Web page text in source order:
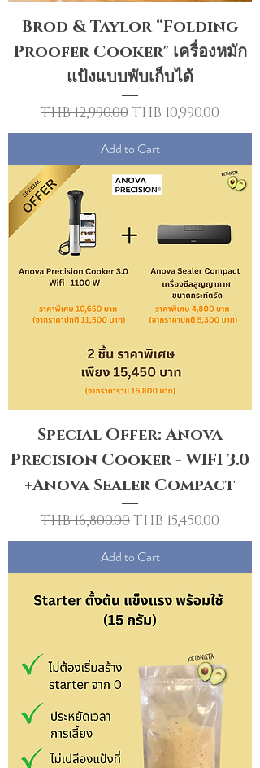
Brod & Taylor “Folding
Proofer Cooker" เครื่องหมัก
แป้งแบบพับเก็บได้
Regular Price
THB 12,990.00Sale Price
THB 10,990.00
Add to Cart
Special Offer: Anova
Precision Cooker - WIFI 3.0
+Anova Sealer Compact
Regular Price
THB 16,800.00Sale Price
THB 15,450.00
Add to Cart